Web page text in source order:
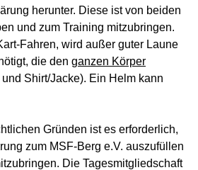
herunter. Diese ist von beiden
und zum Training mitzubringen.
Fahren, wird außer guter Laune
die den ganzen Körper
Shirt/Jacke). Ein Helm kann
Gründen ist es erforderlich,
zum MSF-Berg e.V. auszufüllen
Die Tagesmitgliedschaft